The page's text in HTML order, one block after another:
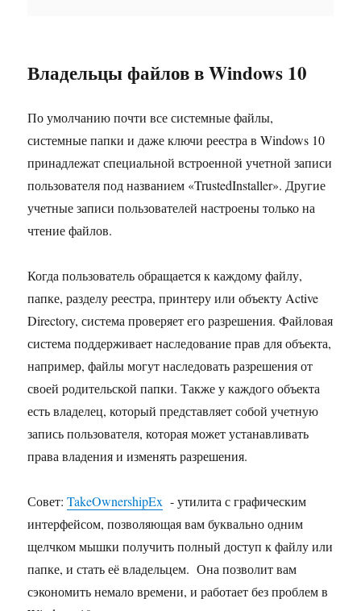
Владельцы файлов в Windows 10
По умолчанию почти все системные файлы,
системные папки и даже ключи реестра в Windows 10
принадлежат специальной встроенной учетной записи
пользователя под названием «TrustedInstaller». Другие
учетные записи пользователей настроены только на
чтение файлов.
Когда пользователь обращается к каждому файлу,
папке, разделу реестра, принтеру или объекту Active
Directory, система проверяет его разрешения. Файловая
система поддерживает наследование прав для объекта,
например, файлы могут наследовать разрешения от
своей родительской папки. Также у каждого объекта
есть владелец, который представляет собой учетную
запись пользователя, которая может устанавливать
права владения и изменять разрешения.
Совет:TakeOwnershipEx - утилита с графическим
интерфейсом, позволяющая вам буквально одним
щелчком мышки получить полный доступ к файлу или
папке, и стать её владельцем. Она позволит вам
сэкономить немало времени, и работает без проблем в